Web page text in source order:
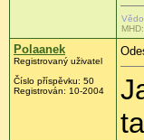
MHD:
Polaanek
Registrovaný uživatel
Číslo příspěvku: 50
Registrován: 10-2004